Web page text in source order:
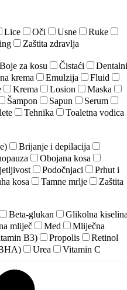
Lice Oči Usne
Ruke
Zaštita zdravlja
Boje za kosu Čistaći
Dentalni
krema Emulzija
Fluid
Krema Losion
Maska
Šampon Sapun
Serum
Tehnika
Toaletna vodica
Brijanje i depilacija
Obojana kosa
Podočnjaci
Prhut i
kosa Tamne mrlje
Zaštita
Beta-glukan
Glikolna
mliječ Med
Mliječna
B3) Propolis
Retinol
Urea Vitamin C